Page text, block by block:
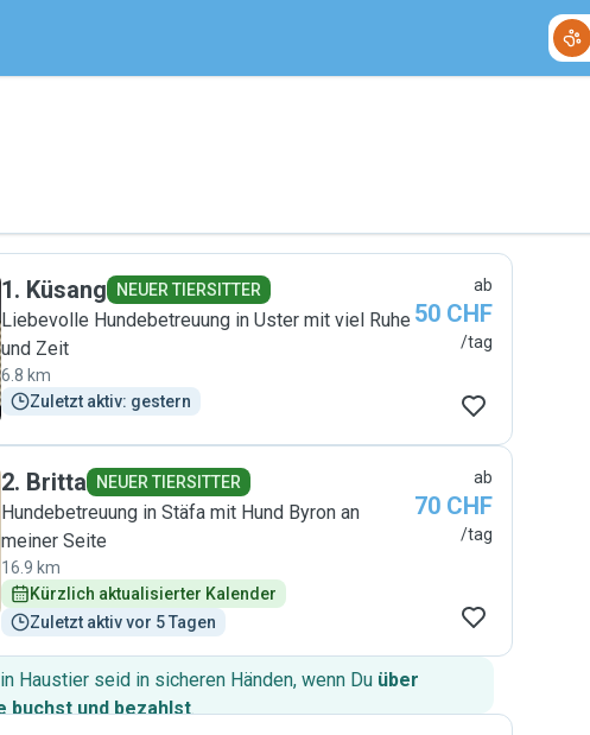
1. Küsang NEUER TIERSITTER
Liebevolle Hundebetreuung in Uster mit viel Ruhe
und Zeit
6.8 km
Zuletzt aktiv: gestern
ab
50 CHF
/tag
2. Britta NEUER TIERSITTER
Hundebetreuung in Stäfa mit Hund Byron an
meiner Seite
16.9 km
Kürzlich aktualisierter Kalender
Zuletzt aktiv vor 5 Tagen
ab
70 CHF
/tag
Haustier seid in sicheren Händen, wenn Du über
buchst und bezahlst.